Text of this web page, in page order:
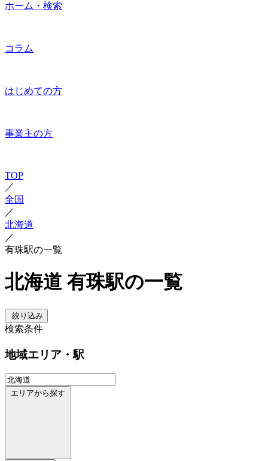
ホーム・検索
コラム
はじめての方
事業主の方
TOP
／
全国
／
北海道
／
有珠駅の一覧
北海道 有珠駅の一覧
絞り込み
検索条件
地域エリア・駅
エリアから探す